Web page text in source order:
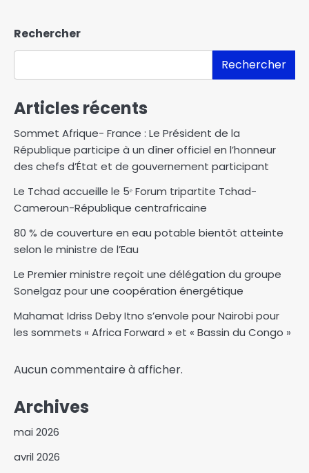
Rechercher
Rechercher
Articles récents
Sommet Afrique- France : Le Président de la
République participe à un dîner officiel en l’honneur
des chefs d’État et de gouvernement participant
Le Tchad accueille le 5ᵉ Forum tripartite Tchad-
Cameroun-République centrafricaine
80 % de couverture en eau potable bientôt atteinte
selon le ministre de l’Eau
Le Premier ministre reçoit une délégation du groupe
Sonelgaz pour une coopération énergétique
Mahamat Idriss Deby Itno s’envole pour Nairobi pour
les sommets « Africa Forward » et « Bassin du Congo »
Aucun commentaire à afficher.
Archives
mai 2026
avril 2026